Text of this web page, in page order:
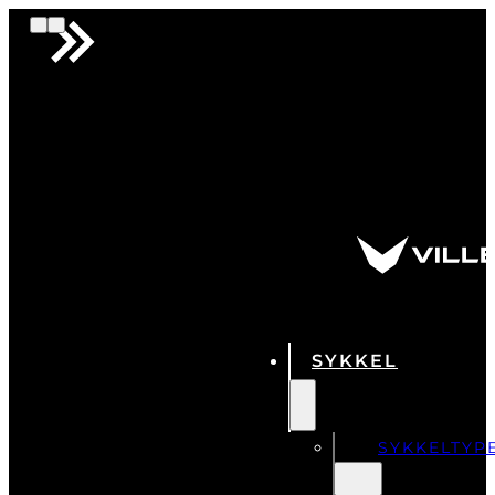
SYKKEL